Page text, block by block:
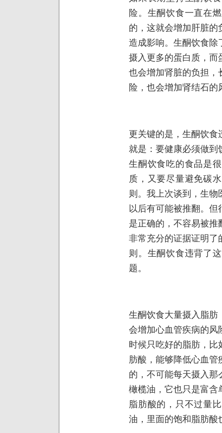
险。生酮饮食一直在
的，这就会增加肝脏
造成影响。生酮饮食除
摄入更多的蛋白质，而
也会增加肾脏的负担，
险，也会增加肾结石的
更关键的是，生酮饮
就是：要健康必须做
生酮饮食吃的食品是
质，又要尽量避免碳
则。我上次谈到，生
以后有可能被推翻。
是正确的，不容易被
非常充分的证据证明了
则。生酮饮食违背了
题。
生酮饮食大量摄入脂肪
会增加心血管疾病的风
时候只吃好的脂肪，
肪酸，能够降低心血
的，不可能每天摄入
橄榄油，它也只是富含
脂肪酸的，只不过量
油，里面的饱和脂肪酸